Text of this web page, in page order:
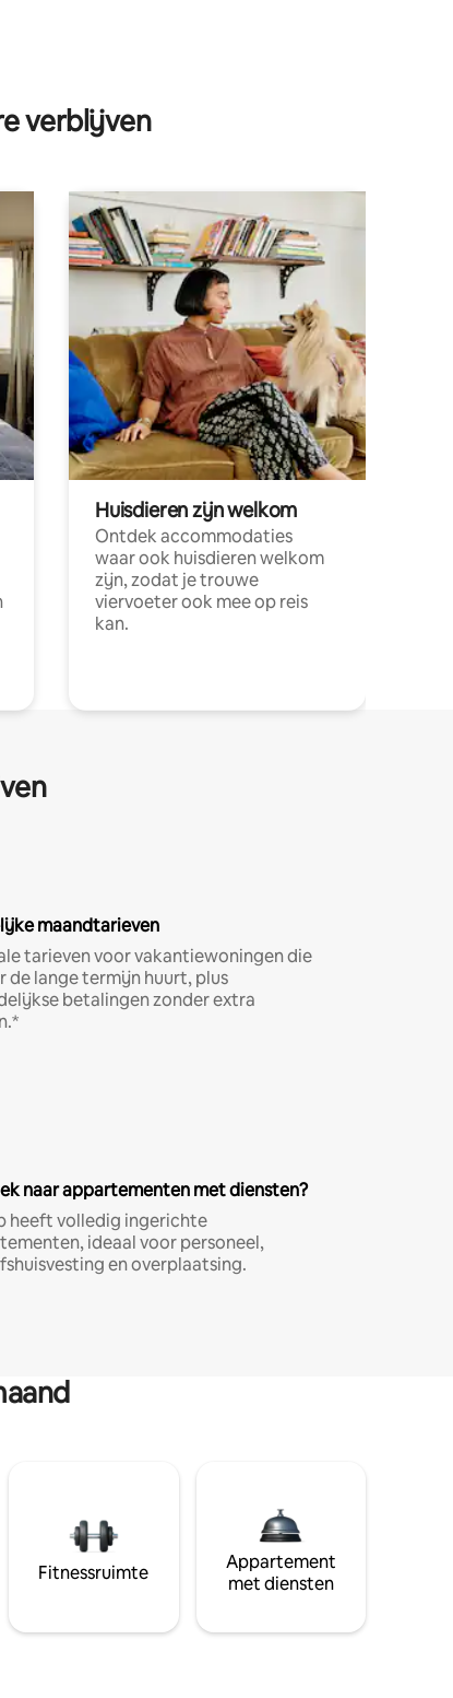
verblijven
Huisdieren zijn welkom
Ontdek accommodaties
waar ook huisdieren welkom
zijn, zodat je trouwe
viervoeter ook mee op reis
kan.
maandtarieven
tarieven voor vakantiewoningen die
de lange termijn huurt, plus
betalingen zonder extra
naar appartementen met diensten?
heeft volledig ingerichte
ideaal voor personeel,
en overplaatsing.
Fitnessruimte
Appartement
met diensten